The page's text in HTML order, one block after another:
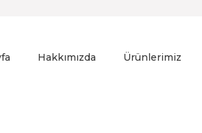
Hakkımızda Ürünlerimiz